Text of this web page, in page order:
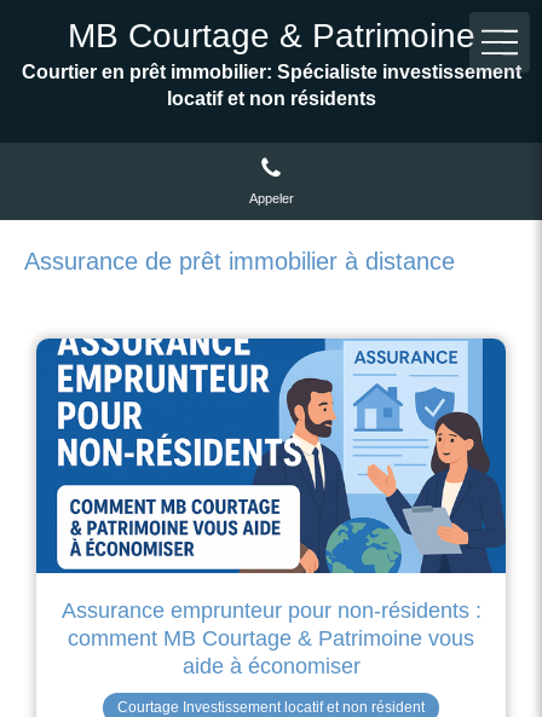
MB Courtage & Patrimoine
Courtier en prêt immobilier: Spécialiste investissement
locatif et non résidents
Appeler
Assurance de prêt immobilier à distance
Assurance emprunteur pour non-résidents :
comment MB Courtage & Patrimoine vous
aide à économiser
Courtage Investissement locatif et non résident